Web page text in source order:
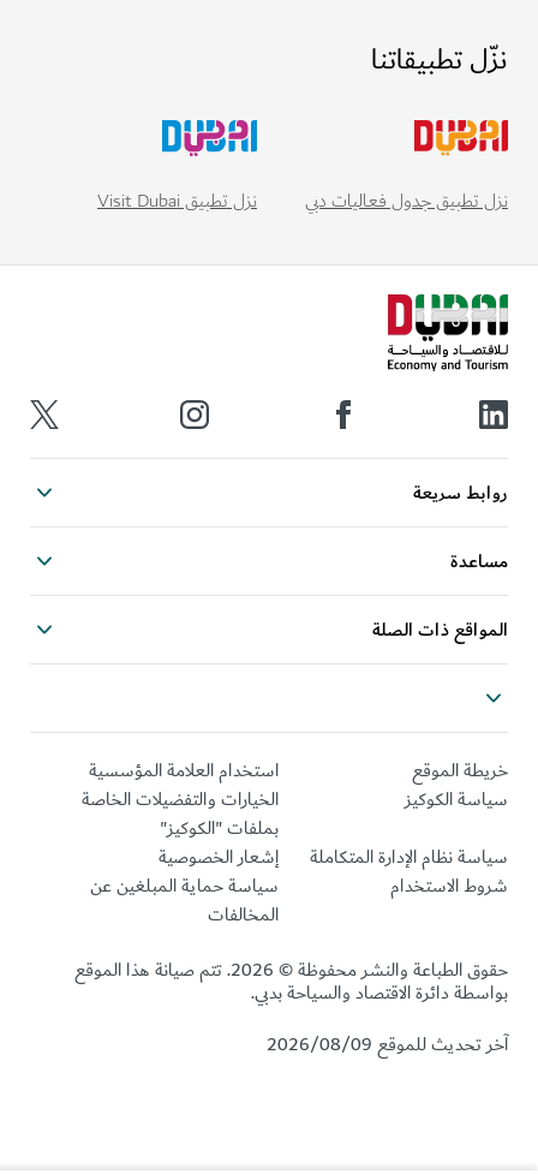
نزّل تطبيقاتنا
نزل تطبيق جدول فعاليات دبي نزل تطبيق Visit Dubai
روابط سريعة
مساعدة
المواقع ذات الصلة
خريطة الموقع
استخدام العلامة المؤسسية
سياسة الكوكيز
الخيارات والتفضيلات الخاصة
بملفات "الكوكيز"
سياسة نظام الإدارة المتكاملة
إشعار الخصوصية
شروط الاستخدام
سياسة حماية المبلغين عن
المخالفات
حقوق الطباعة والنشر محفوظة © 2026. تتم صيانة هذا الموقع
بواسطة دائرة الاقتصاد والسياحة بدبي.
آخر تحديث للموقع 2026/08/09